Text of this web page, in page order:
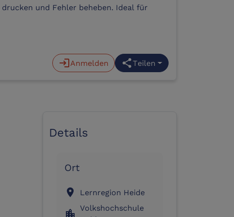
und Fehler beheben. Ideal für
loginAnmelden shareTeilen
Details
Ort
location_on Lernregion Heide
location_city
Volkshochschule